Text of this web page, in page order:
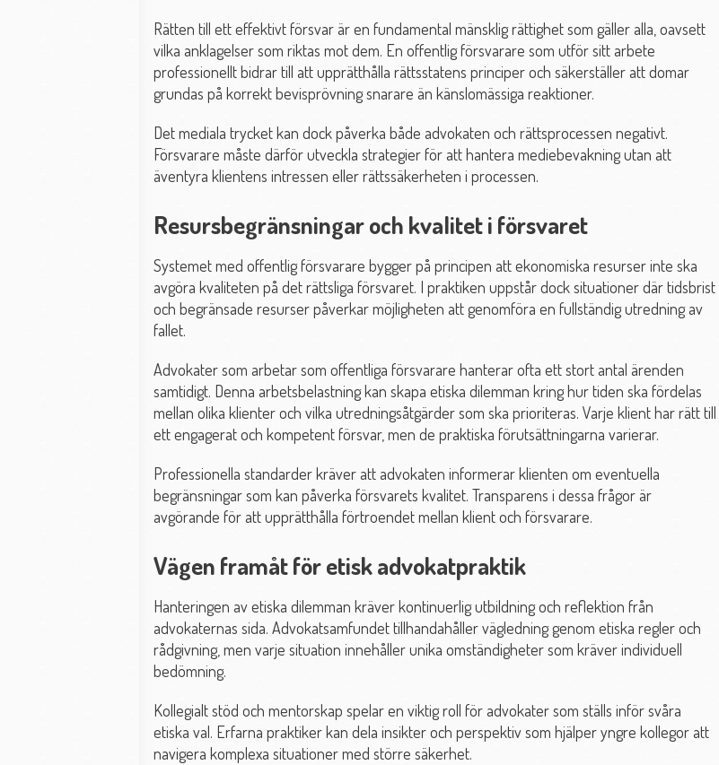
Rätten till ett effektivt försvar är en fundamental mänsklig rättighet som gäller alla, oavsett
vilka anklagelser som riktas mot dem. En offentlig försvarare som utför sitt arbete
professionellt bidrar till att upprätthålla rättsstatens principer och säkerställer att domar
grundas på korrekt bevisprövning snarare än känslomässiga reaktioner.
Det mediala trycket kan dock påverka både advokaten och rättsprocessen negativt.
Försvarare måste därför utveckla strategier för att hantera mediebevakning utan att
äventyra klientens intressen eller rättssäkerheten i processen.
Resursbegränsningar och kvalitet i försvaret
Systemet med offentlig försvarare bygger på principen att ekonomiska resurser inte ska
avgöra kvaliteten på det rättsliga försvaret. I praktiken uppstår dock situationer där tidsbrist
och begränsade resurser påverkar möjligheten att genomföra en fullständig utredning av
fallet.
Advokater som arbetar som offentliga försvarare hanterar ofta ett stort antal ärenden
samtidigt. Denna arbetsbelastning kan skapa etiska dilemman kring hur tiden ska fördelas
mellan olika klienter och vilka utredningsåtgärder som ska prioriteras. Varje klient har rätt till
ett engagerat och kompetent försvar, men de praktiska förutsättningarna varierar.
Professionella standarder kräver att advokaten informerar klienten om eventuella
begränsningar som kan påverka försvarets kvalitet. Transparens i dessa frågor är
avgörande för att upprätthålla förtroendet mellan klient och försvarare.
Vägen framåt för etisk advokatpraktik
Hanteringen av etiska dilemman kräver kontinuerlig utbildning och reflektion från
advokaternas sida. Advokatsamfundet tillhandahåller vägledning genom etiska regler och
rådgivning, men varje situation innehåller unika omständigheter som kräver individuell
bedömning.
Kollegialt stöd och mentorskap spelar en viktig roll för advokater som ställs inför svåra
etiska val. Erfarna praktiker kan dela insikter och perspektiv som hjälper yngre kollegor att
navigera komplexa situationer med större säkerhet.